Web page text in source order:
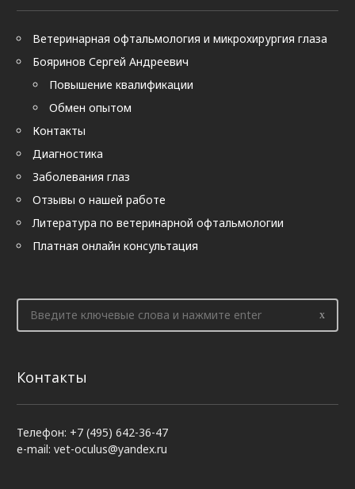
Ветеринарная офтальмология и микрохирургия глаза
Бояринов Сергей Андреевич
Повышение квалификации
Обмен опытом
Контакты
Диагностика
Заболевания глаз
Отзывы о нашей работе
Литература по ветеринарной офтальмологии
Платная онлайн консультация
Контакты
Телефон: +7 (495) 642-36-47
e-mail: vet-oculus@yandex.ru